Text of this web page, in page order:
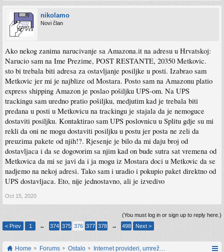
nikolamo
Novi član
Ako nekog zanima narucivanje sa Amazona.it na adresu u Hrvatskoj:
Narucio sam na Ime Prezime, POST RESTANTE, 20350 Metkovic.
sto bi trebala biti adresa za ostavljanje posiljke u posti. Izabrao sam
Metkovic jer mi je najblize od Mostara. Posto sam na Amazonu platio
express shipping Amazon je poslao pošiljku UPS-om. Na UPS
trackingu sam uredno pratio pošiljku, medjutim kad je trebala biti
predana u posti u Metkovicu na trackingu je stajala da je nemoguce
dostaviti posiljku. Kontaktirao sam UPS poslovnicu u Splitu gdje su mi
rekli da oni ne mogu dostaviti posiljku u postu jer posta ne zeli da
preuzima pakete od njih!?. Rjesenje je bilo da mi daju broj od
dostavljaca i da se dogovorim sa njim kad on bude sutra sat vremena od
Metkovica da mi se javi da i ja mogu iz Mostara doci u Metkovic da se
nadjemo na nekoj adresi. Tako sam i uradio i pokupio paket direktno od
UPS dostavljaca. Eto, nije jednostavno, ali je izvedivo
Oct 15, 2020
(You must log in or sign up to reply here.)
< Prev
1 ← 374 375 376 377 378 → 498 Next >
Home Forums Ostalo Internet provideri, umrežavanje i web servisi